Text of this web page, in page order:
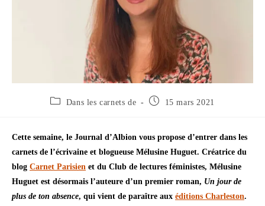
Dans les carnets de 15 mars 2021
Cette semaine, le Journal d’Albion vous propose d’entrer dans les
carnets de l’écrivaine et blogueuse Mélusine Huguet. Créatrice du
blog Carnet Parisien et du Club de lectures féministes, Mélusine
Huguet est désormais l’auteure d’un premier roman, Un jour de
plus de ton absence, qui vient de paraître aux éditions Charleston.